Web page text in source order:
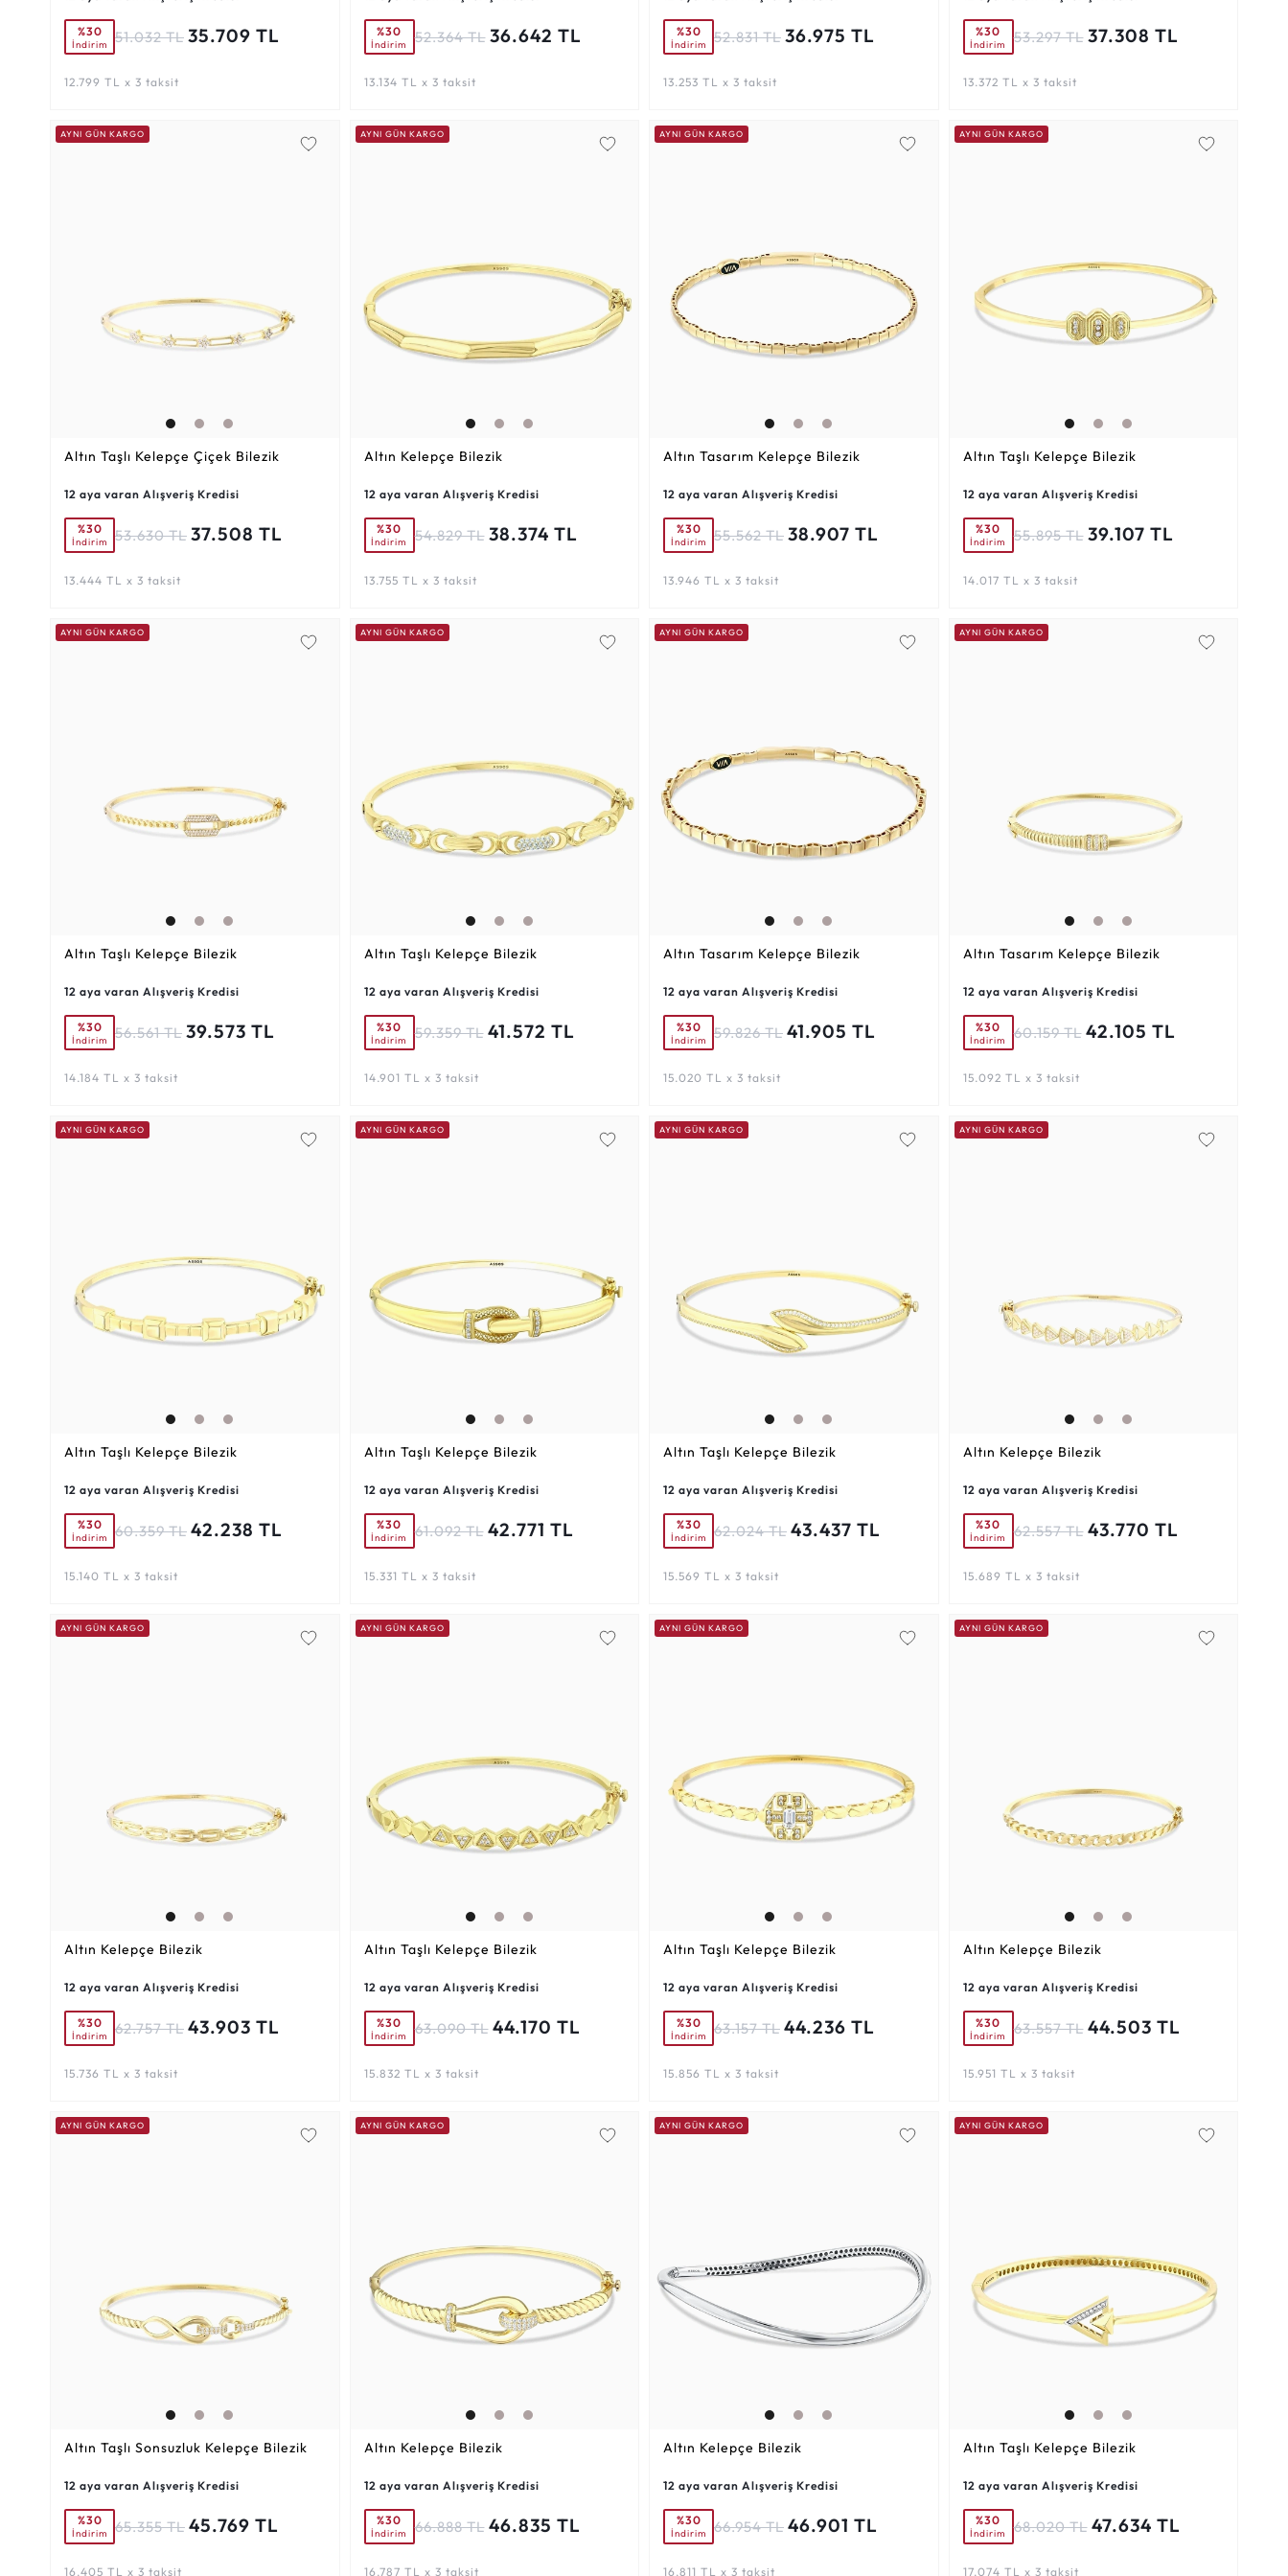
%30
İndirim 51.032 TL 35.709 TL
12.799 TL x 3 taksit
%30
İndirim 52.364 TL 36.642 TL
13.134 TL x 3 taksit
%30
İndirim 52.831 TL 36.975 TL
13.253 TL x 3 taksit
%30
İndirim 53.297 TL 37.308 TL
13.372 TL x 3 taksit
AYNI GÜN KARGO
Altın Taşlı Kelepçe Çiçek Bilezik
12 aya varan Alışveriş Kredisi
%30
İndirim 53.630 TL 37.508 TL
13.444 TL x 3 taksit
AYNI GÜN KARGO
Altın Kelepçe Bilezik
12 aya varan Alışveriş Kredisi
%30
İndirim 54.829 TL 38.374 TL
13.755 TL x 3 taksit
AYNI GÜN KARGO
Altın Tasarım Kelepçe Bilezik
12 aya varan Alışveriş Kredisi
%30
İndirim 55.562 TL 38.907 TL
13.946 TL x 3 taksit
AYNI GÜN KARGO
Altın Taşlı Kelepçe Bilezik
12 aya varan Alışveriş Kredisi
%30
İndirim 55.895 TL 39.107 TL
14.017 TL x 3 taksit
AYNI GÜN KARGO
Altın Taşlı Kelepçe Bilezik
12 aya varan Alışveriş Kredisi
%30
İndirim 56.561 TL 39.573 TL
14.184 TL x 3 taksit
AYNI GÜN KARGO
Altın Taşlı Kelepçe Bilezik
12 aya varan Alışveriş Kredisi
%30
İndirim 59.359 TL 41.572 TL
14.901 TL x 3 taksit
AYNI GÜN KARGO
Altın Tasarım Kelepçe Bilezik
12 aya varan Alışveriş Kredisi
%30
İndirim 59.826 TL 41.905 TL
15.020 TL x 3 taksit
AYNI GÜN KARGO
Altın Tasarım Kelepçe Bilezik
12 aya varan Alışveriş Kredisi
%30
İndirim 60.159 TL 42.105 TL
15.092 TL x 3 taksit
AYNI GÜN KARGO
Altın Taşlı Kelepçe Bilezik
12 aya varan Alışveriş Kredisi
%30
İndirim 60.359 TL 42.238 TL
15.140 TL x 3 taksit
AYNI GÜN KARGO
Altın Taşlı Kelepçe Bilezik
12 aya varan Alışveriş Kredisi
%30
İndirim 61.092 TL 42.771 TL
15.331 TL x 3 taksit
AYNI GÜN KARGO
Altın Taşlı Kelepçe Bilezik
12 aya varan Alışveriş Kredisi
%30
İndirim 62.024 TL 43.437 TL
15.569 TL x 3 taksit
AYNI GÜN KARGO
Altın Kelepçe Bilezik
12 aya varan Alışveriş Kredisi
%30
İndirim 62.557 TL 43.770 TL
15.689 TL x 3 taksit
AYNI GÜN KARGO
Altın Kelepçe Bilezik
12 aya varan Alışveriş Kredisi
%30
İndirim 62.757 TL 43.903 TL
15.736 TL x 3 taksit
AYNI GÜN KARGO
Altın Taşlı Kelepçe Bilezik
12 aya varan Alışveriş Kredisi
%30
İndirim 63.090 TL 44.170 TL
15.832 TL x 3 taksit
AYNI GÜN KARGO
Altın Taşlı Kelepçe Bilezik
12 aya varan Alışveriş Kredisi
%30
İndirim 63.157 TL 44.236 TL
15.856 TL x 3 taksit
AYNI GÜN KARGO
Altın Kelepçe Bilezik
12 aya varan Alışveriş Kredisi
%30
İndirim 63.557 TL 44.503 TL
15.951 TL x 3 taksit
AYNI GÜN KARGO
Altın Taşlı Sonsuzluk Kelepçe Bilezik
12 aya varan Alışveriş Kredisi
%30
İndirim 65.355 TL 45.769 TL
16.405 TL x 3 taksit
AYNI GÜN KARGO
Altın Kelepçe Bilezik
12 aya varan Alışveriş Kredisi
%30
İndirim 66.888 TL 46.835 TL
16.787 TL x 3 taksit
AYNI GÜN KARGO
Altın Kelepçe Bilezik
12 aya varan Alışveriş Kredisi
%30
İndirim 66.954 TL 46.901 TL
16.811 TL x 3 taksit
AYNI GÜN KARGO
Altın Taşlı Kelepçe Bilezik
12 aya varan Alışveriş Kredisi
%30
İndirim 68.020 TL 47.634 TL
17.074 TL x 3 taksit